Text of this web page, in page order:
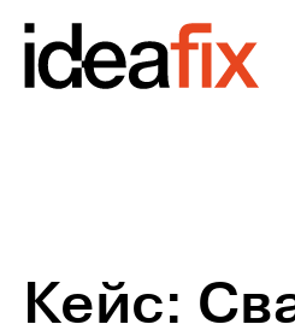
Кейс: